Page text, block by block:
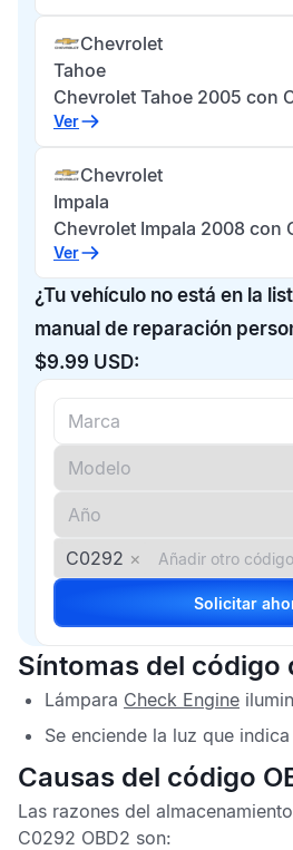
Chevrolet
Tahoe
Chevrolet Tahoe 2005 con
Ver
Chevrolet
Impala
Chevrolet Impala 2008 con
Ver
¿Tu vehículo no está en la
manual de reparación
$9.99 USD:
C0292 ×
Solicitar
Síntomas del código
Lámpara Check Engine
Se enciende la luz que
Causas del código
Las razones del
C0292 OBD2 son: